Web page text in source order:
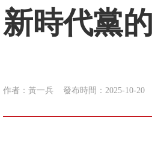
新時代黨
作者：黃一兵 發布時間：2025-10-20